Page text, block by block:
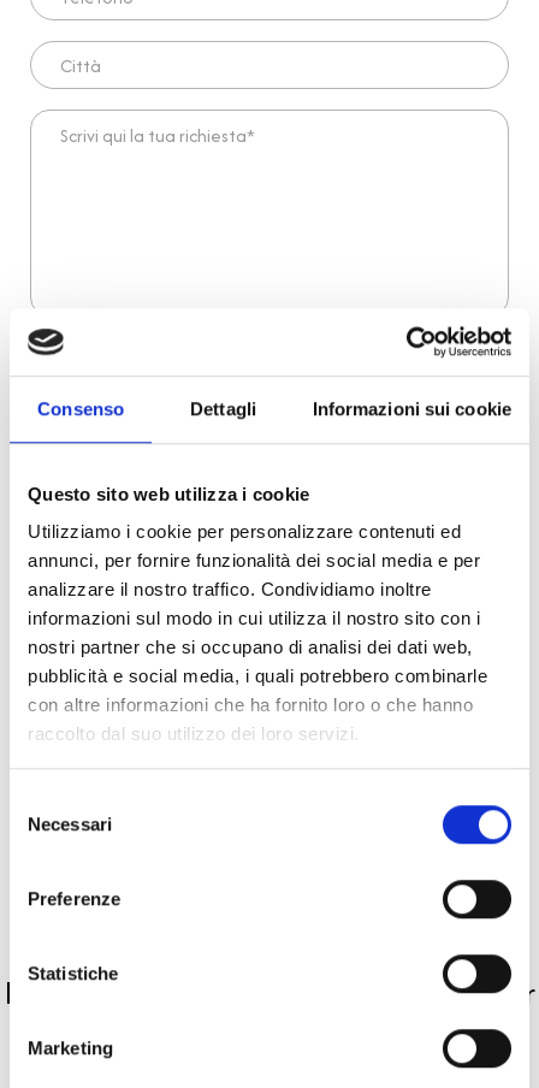
Consenso Dettagli Informazioni sui cookie
Questo sito web utilizza i cookie
Utilizziamo i cookie per personalizzare contenuti ed
annunci, per fornire funzionalità dei social media e per
analizzare il nostro traffico. Condividiamo inoltre
informazioni sul modo in cui utilizza il nostro sito con i
nostri partner che si occupano di analisi dei dati web,
pubblicità e social media, i quali potrebbero combinarle
con altre informazioni che ha fornito loro o che hanno
raccolto dal suo utilizzo dei loro servizi.
delNecessari
Preferenze
Statistiche
Marketing
Città
Scrivi qui la tua richiesta*
Dichiaro di aver preso visione dell'
Desidero iscrivermi alla newsletter eautorizzo al trattamento dei miei dati personali.
Specifiche Tecniche
Marchio
Bulgari
Collezione
Serpenti
Pietre preziose
La nostra selezione di prodotti scelti per